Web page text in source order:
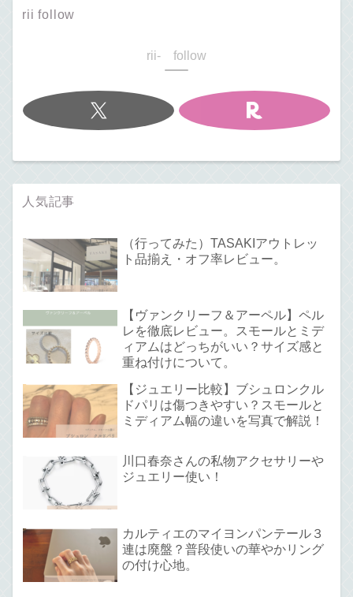
rii follow
rii- follow
人気記事
（行ってみた）TASAKIアウトレッ
ト品揃え・オフ率レビュー。
【ヴァンクリーフ＆アーペル】ペル
レを徹底レビュー。スモールとミデ
ィアムはどっちがいい？サイズ感と
重ね付けについて。
【ジュエリー比較】ブシュロンクル
ドパリは傷つきやすい？スモールと
ミディアム幅の違いを写真で解説！
川口春奈さんの私物アクセサリーや
ジュエリー使い！
カルティエのマイヨンパンテール３
連は廃盤？普段使いの華やかリング
の付け心地。